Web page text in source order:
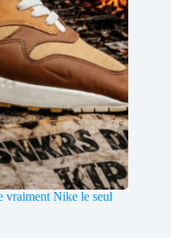
vraiment Nike le seul